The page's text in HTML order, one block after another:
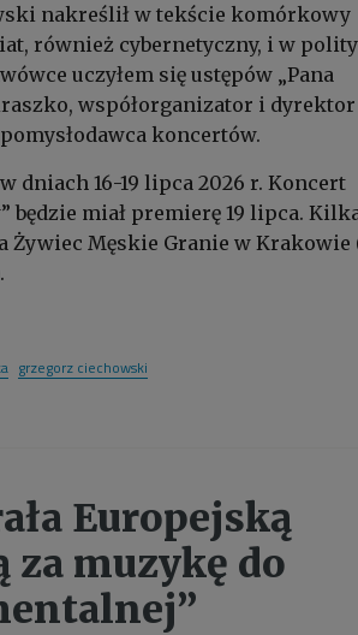
nakreślił w tekście komórkowy
również cybernetyczny, i w
uczyłem się ustępów „Pana
współorganizator i dyrektor
koncertów.
dniach 16-19 lipca 2026 r. Koncert
będzie miał premierę 19 lipca.
Męskie Granie w Krakowie
grzegorz ciechowski
Europejską
za muzykę do